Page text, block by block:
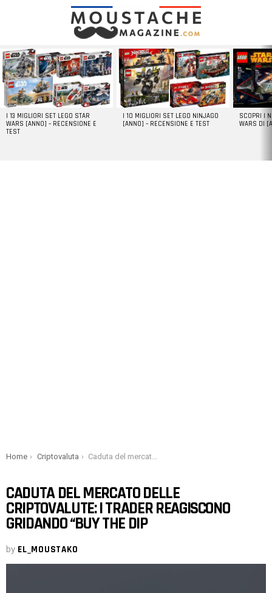
LATEST
STORIES
I 13 MIGLIORI SET LEGO STAR
WARS [ANNO] – RECENSIONE E
TEST
I 10 MIGLIORI SET LEGO NINJAGO
[ANNO] – RECENSIONE E TEST
SCOPRI I
WARS DI
You are here:
Home Criptovaluta Caduta del mercato delle criptovalute: i trader reagiscono gridando “Buy The Dip
CADUTA DEL MERCATO DELLE
CRIPTOVALUTE: I TRADER REAGISCONO
GRIDANDO “BUY THE DIP
by EL_MOUSTAKO